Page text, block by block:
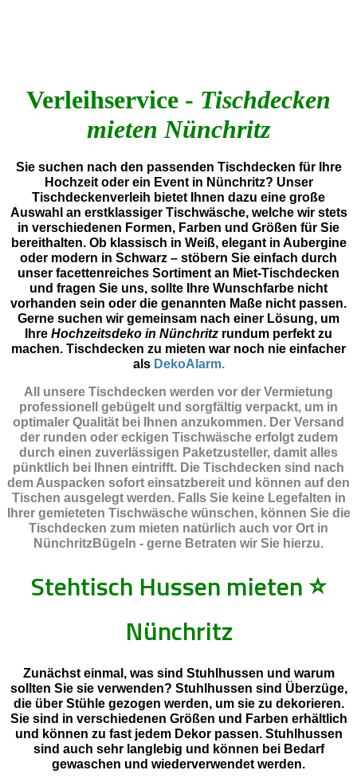
Verleihservice - Tischdecken
mieten Nünchritz
Sie suchen nach den passenden Tischdecken für Ihre
Hochzeit oder ein Event in Nünchritz? Unser
Tischdeckenverleih bietet Ihnen dazu eine große
Auswahl an erstklassiger Tischwäsche, welche wir stets
in verschiedenen Formen, Farben und Größen für Sie
bereithalten. Ob klassisch in Weiß, elegant in Aubergine
oder modern in Schwarz – stöbern Sie einfach durch
unser facettenreiches Sortiment an Miet-Tischdecken
und fragen Sie uns, sollte Ihre Wunschfarbe nicht
vorhanden sein oder die genannten Maße nicht passen.
Gerne suchen wir gemeinsam nach einer Lösung, um
Ihre Hochzeitsdeko in Nünchritz rundum perfekt zu
machen. Tischdecken zu mieten war noch nie einfacher
als DekoAlarm.
All unsere Tischdecken werden vor der Vermietung
professionell gebügelt und sorgfältig verpackt, um in
optimaler Qualität bei Ihnen anzukommen. Der Versand
der runden oder eckigen Tischwäsche erfolgt zudem
durch einen zuverlässigen Paketzusteller, damit alles
pünktlich bei Ihnen eintrifft. Die Tischdecken sind nach
dem Auspacken sofort einsatzbereit und können auf den
Tischen ausgelegt werden. Falls Sie keine Legefalten in
Ihrer gemieteten Tischwäsche wünschen, können Sie die
Tischdecken zum mieten natürlich auch vor Ort in
NünchritzBügeln - gerne Betraten wir Sie hierzu.
Stehtisch Hussen mieten⭐
Nünchritz
Zunächst einmal, was sind Stuhlhussen und warum
sollten Sie sie verwenden? Stuhlhussen sind Überzüge,
die über Stühle gezogen werden, um sie zu dekorieren.
Sie sind in verschiedenen Größen und Farben erhältlich
und können zu fast jedem Dekor passen. Stuhlhussen
sind auch sehr langlebig und können bei Bedarf
gewaschen und wiederverwendet werden.